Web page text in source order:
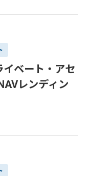
イベート・アセ
レンディン